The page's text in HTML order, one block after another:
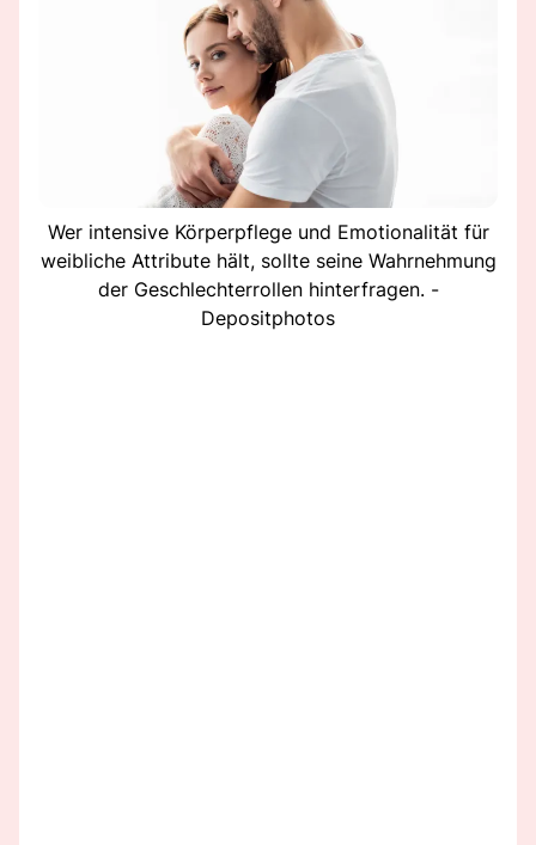
Wer intensive Körperpflege und Emotionalität für
weibliche Attribute hält, sollte seine Wahrnehmung
der Geschlechterrollen hinterfragen. -
Depositphotos